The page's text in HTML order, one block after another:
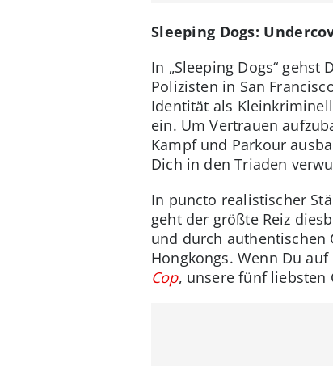
Sleeping Dogs:
In „Sleeping Dogs“
Polizisten in San
Identität als
ein. Um Vertrauen
Kampf und Parkour
Dich in den Triaden
In puncto realistischer
geht der größte Reiz
und durch authentischen
Hongkongs. Wenn Du
Cop, unsere fünf liebsten